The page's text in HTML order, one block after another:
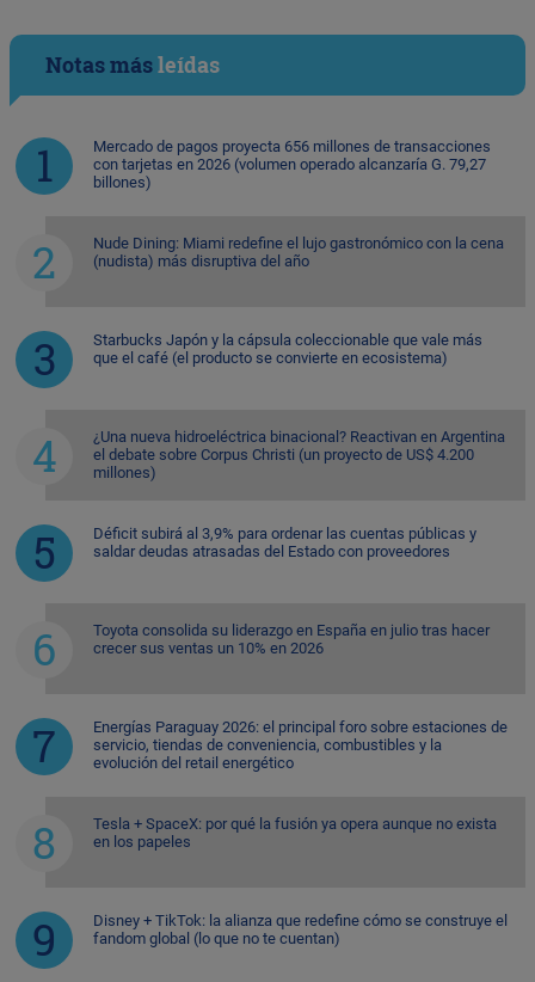
Notas másleídas
Mercado de pagos proyecta 656 millones de transacciones
con tarjetas en 2026 (volumen operado alcanzaría G. 79,27
billones)
Nude Dining: Miami redefine el lujo gastronómico con la cena
(nudista) más disruptiva del año
Starbucks Japón y la cápsula coleccionable que vale más
que el café (el producto se convierte en ecosistema)
¿Una nueva hidroeléctrica binacional? Reactivan en Argentina
el debate sobre Corpus Christi (un proyecto de US$ 4.200
millones)
Déficit subirá al 3,9% para ordenar las cuentas públicas y
saldar deudas atrasadas del Estado con proveedores
Toyota consolida su liderazgo en España en julio tras hacer
crecer sus ventas un 10% en 2026
Energías Paraguay 2026: el principal foro sobre estaciones de
servicio, tiendas de conveniencia, combustibles y la
evolución del retail energético
Tesla + SpaceX: por qué la fusión ya opera aunque no exista
en los papeles
Disney + TikTok: la alianza que redefine cómo se construye el
fandom global (lo que no te cuentan)